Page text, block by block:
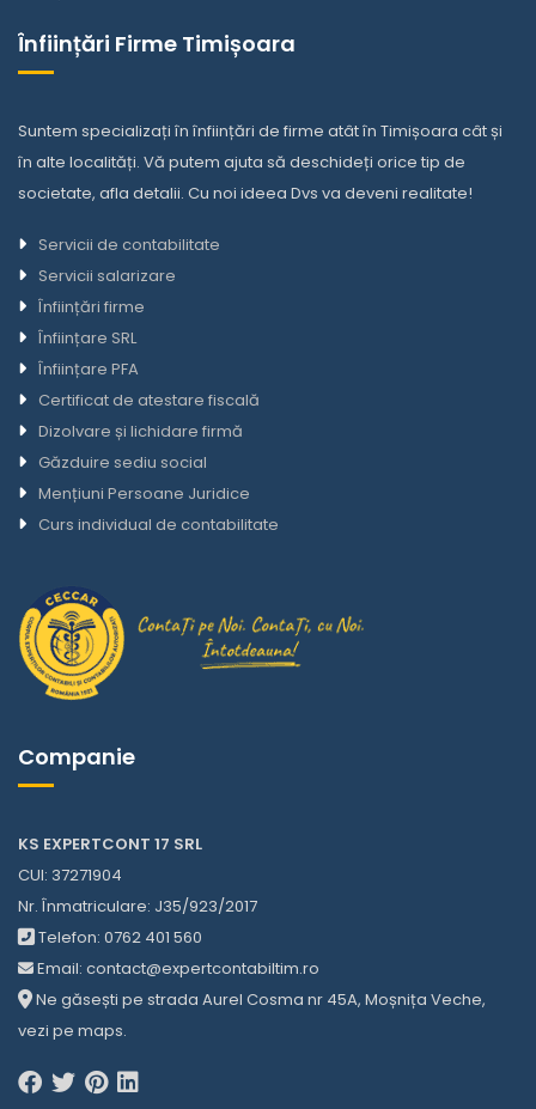
Înființări Firme Timișoara
Suntem specializați în înființări de firme atât în Timișoara cât și
în alte localități. Vă putem ajuta să deschideți orice tip de
societate, afla detalii. Cu noi ideea Dvs va deveni realitate!
Servicii de contabilitate
Servicii salarizare
Înființări firme
Înființare SRL
Înființare PFA
Certificat de atestare fiscală
Dizolvare și lichidare firmă
Găzduire sediu social
Mențiuni Persoane Juridice
Curs individual de contabilitate
Companie
KS EXPERTCONT 17 SRL
CUI: 37271904
Nr. Înmatriculare: J35/923/2017
Telefon: 0762 401 560
Email: contact@expertcontabiltim.ro
Ne găsești pe strada Aurel Cosma nr 45A, Moșnița Veche,
vezi pe maps.